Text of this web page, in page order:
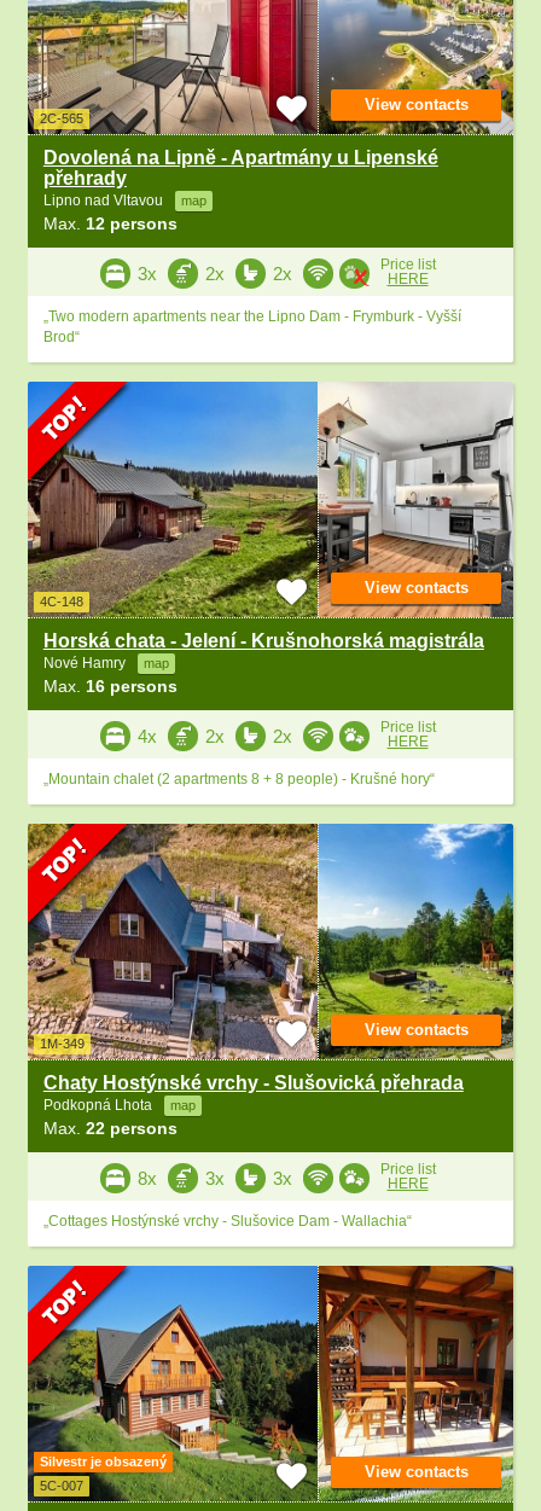
2C-565
Dovolená na Lipně - Apartmány u Lipenské
přehrady
Lipno nad Vltavou map
Max. 12 persons
View contacts
3x 2x 2x
Price list
HERE
„Two modern apartments near the Lipno Dam - Frymburk - Vyšší
Brod“
4C-148
Horská chata - Jelení - Krušnohorská magistrála
Nové Hamry map
Max. 16 persons
View contacts
4x 2x 2x
Price list
HERE
„Mountain chalet (2 apartments 8 + 8 people) - Krušné hory“
1M-349
Chaty Hostýnské vrchy - Slušovická přehrada
Podkopná Lhota map
Max. 22 persons
View contacts
8x 3x 3x
Price list
HERE
„Cottages Hostýnské vrchy - Slušovice Dam - Wallachia“
Silvestr je obsazený
5C-007
View contacts